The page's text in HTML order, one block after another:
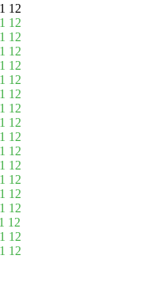
12
12
12
12
12
12
12
12
12
12
12
12
12
12
12
12
12
12